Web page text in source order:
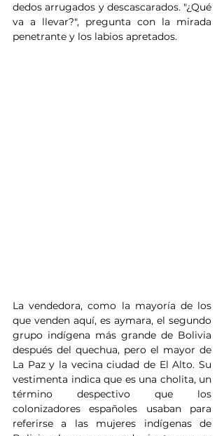
dedos arrugados y descascarados. "¿Qué
va a llevar?", pregunta con la mirada
penetrante y los labios apretados.
La vendedora, como la mayoría de los
que venden aquí, es aymara, el segundo
grupo indígena más grande de Bolivia
después del quechua, pero el mayor de
La Paz y la vecina ciudad de El Alto. Su
vestimenta indica que es una cholita, un
término despectivo que los
colonizadores españoles usaban para
referirse a las mujeres indígenas de